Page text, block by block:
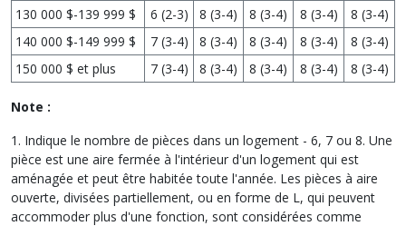
130 000 $-139 999 $
6 (2-3) 8 (3-4) 8 (3-4) 8 (3-4)
8 (3-4)
140 000 $-149 999 $
7 (3-4) 8 (3-4) 8 (3-4) 8 (3-4)
8 (3-4)
150 000 $ et plus
7 (3-4) 8 (3-4) 8 (3-4) 8 (3-4) 8 (3-4)
Note :
1. Indique le nombre de pièces dans un logement - 6, 7 ou 8. Une
pièce est une aire fermée à l'intérieur d'un logement qui est
aménagée et peut être habitée toute l'année. Les pièces à aire
ouverte, divisées partiellement, ou en forme de L, qui peuvent
accommoder plus d'une fonction, sont considérées comme